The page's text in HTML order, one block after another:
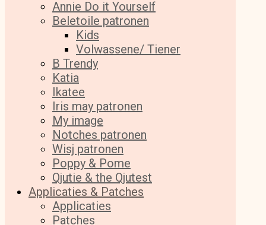
Annie Do it Yourself
Beletoile patronen
Kids
Volwassene/ Tiener
B Trendy
Katia
Ikatee
Iris may patronen
My image
Notches patronen
Wisj patronen
Poppy & Pome
Qjutie & the Qjutest
Applicaties & Patches
Applicaties
Patches